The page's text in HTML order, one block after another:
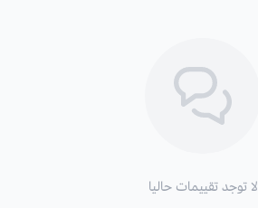
لا توجد تقييمات حاليا